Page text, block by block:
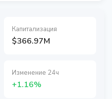
Капитализация
$366.97M
Изменение 24ч
+1.16%